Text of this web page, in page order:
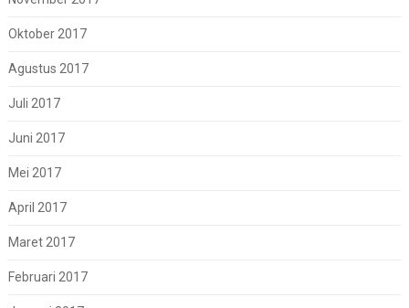
Oktober 2017
Agustus 2017
Juli 2017
Juni 2017
Mei 2017
April 2017
Maret 2017
Februari 2017